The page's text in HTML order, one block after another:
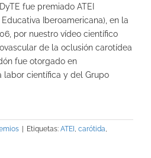
fue premiado ATEI
Iberoamericana), en la
por nuestro vídeo científico
de la oclusión carotídea
fue otorgado en
labor científica y del Grupo
Etiquetas: ATEI , carótida,